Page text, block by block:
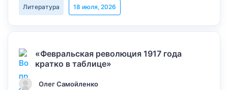
Литература 18 июля, 2026
«Февральская революция 1917 года
кратко в таблице»
Олег Самойленко